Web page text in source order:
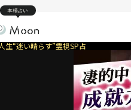
本格占い
生“迷い晴らす”霊視SP占